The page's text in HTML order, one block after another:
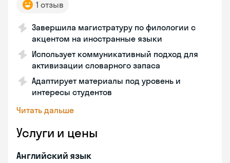
1 отзыв
Завершила магистратуру по филологии с
акцентом на иностранные языки
Использует коммуникативный подход для
активизации словарного запаса
Адаптирует материалы под уровень и
интересы студентов
Читать дальше
Услуги и цены
Английский язык